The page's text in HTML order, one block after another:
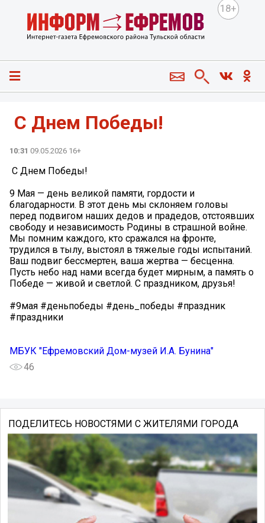
18+
️ С Днем Победы! ️
10:31 09.05.2026 16+
️ С Днем Победы! ️
9 Мая — день великой памяти, гордости и
благодарности. В этот день мы склоняем головы
перед подвигом наших дедов и прадедов, отстоявших
свободу и независимость Родины в страшной войне.
Мы помним каждого, кто сражался на фронте,
трудился в тылу, выстоял в тяжелые годы испытаний.
Ваш подвиг бессмертен, ваша жертва — бесценна.
Пусть небо над нами всегда будет мирным, а память о
Победе — живой и светлой. С праздником, друзья!
#9мая #деньпобеды #день_победы #праздник
#праздники
МБУК "Ефремовский Дом-музей И.А. Бунина"
46
ПОДЕЛИТЕСЬ НОВОСТЯМИ С ЖИТЕЛЯМИ ГОРОДА